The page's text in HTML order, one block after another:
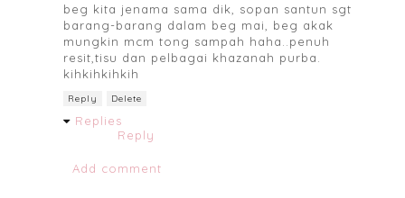
beg kita jenama sama dik, sopan santun sgt
barang-barang dalam beg mai, beg akak
mungkin mcm tong sampah haha..penuh
resit,tisu dan pelbagai khazanah purba.
kihkihkihkih
Reply Delete
Replies
Reply
Add comment